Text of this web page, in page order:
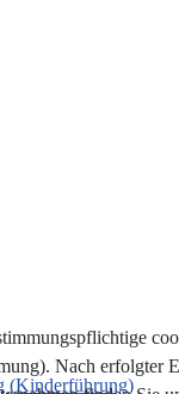
(Kinderführung)
Nach erfolgter